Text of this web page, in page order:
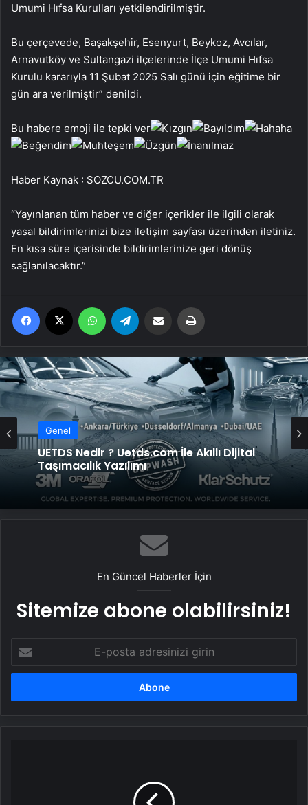
Umumi Hıfsa Kurulları yetkilendirilmiştir.
Bu çerçevede, Başakşehir, Esenyurt, Beykoz, Avcılar,
Arnavutköy ve Sultangazi ilçelerinde İlçe Umumi Hıfsa
Kurulu kararıyla 11 Şubat 2025 Salı günü için eğitime bir
gün ara verilmiştir” denildi.
Bu habere emoji ile tepki ver
Haber Kaynak : SOZCU.COM.TR
“Yayınlanan tüm haber ve diğer içerikler ile ilgili olarak
yasal bildirimlerinizi bize iletişim sayfası üzerinden iletiniz.
En kısa süre içerisinde bildirimlerinize geri dönüş
sağlanılacaktır.”
Facebook WhatsApp Email'den paylaş
Genel
UETDS Nedir ? Uetds.com İle Akıllı Dijital
Taşımacılık Yazılımı
Genel
Politikası ve Hakan Fidan Faktörü
En Güncel Haberler İçin
Sitemize abone olabilirsiniz!
posta
adresinizi